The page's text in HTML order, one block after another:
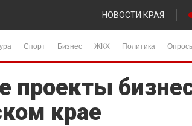
НОВОСТИ КРАЯ
Спорт Бизнес ЖКХ Политика
проекты
крае